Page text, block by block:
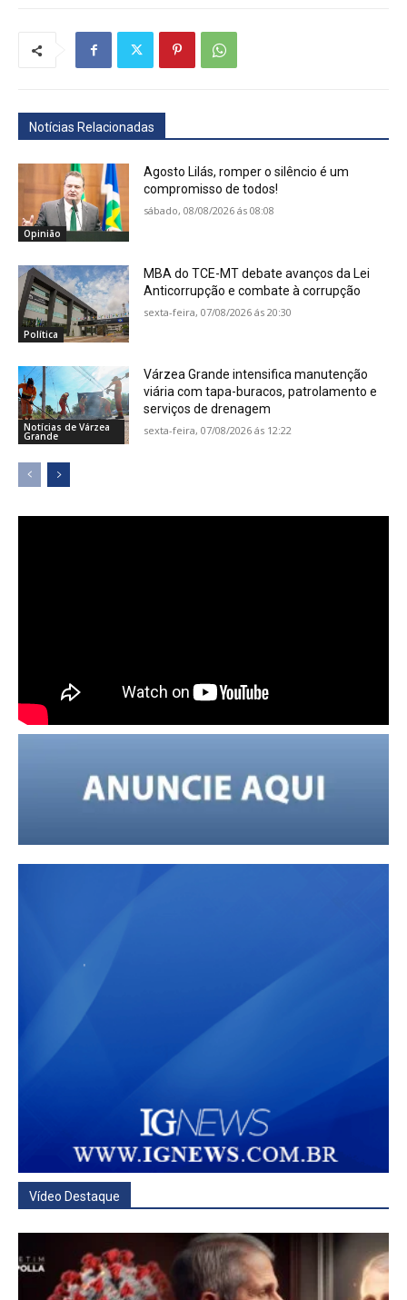
Notícias Relacionadas
Opinião
Agosto Lilás, romper o silêncio é um
compromisso de todos!
sábado, 08/08/2026 ás 08:08
Política
MBA do TCE-MT debate avanços da Lei
Anticorrupção e combate à corrupção
sexta-feira, 07/08/2026 ás 20:30
Notícias de Várzea
Grande
Várzea Grande intensifica manutenção
viária com tapa-buracos, patrolamento e
serviços de drenagem
sexta-feira, 07/08/2026 ás 12:22
Vídeo Destaque